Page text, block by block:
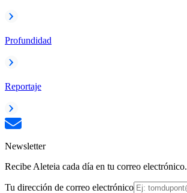
Profundidad
Reportaje
Newsletter
Recibe Aleteia cada día en tu correo electrónico.
Tu dirección de correo electrónico